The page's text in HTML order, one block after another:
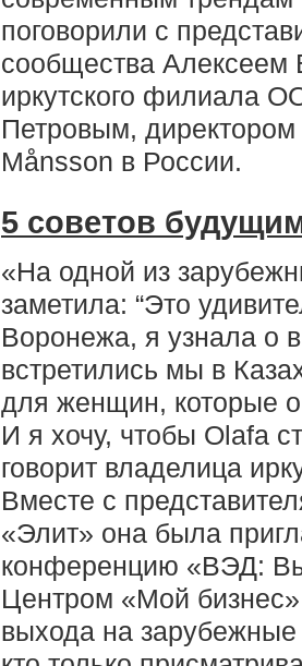
поговорили с
сообщества Алексеем
иркутского филиала
Петровым,
Månsson в России.
5 советов
«На одной из
заметила: “Это
Воронежа, я узнала о
встретились мы в
для женщин, которые
И я хочу, чтобы Olafa
говорит владелица
Вместе с
«Элит» она была
конференцию «ВЭД:
Центром «Мой
выхода на